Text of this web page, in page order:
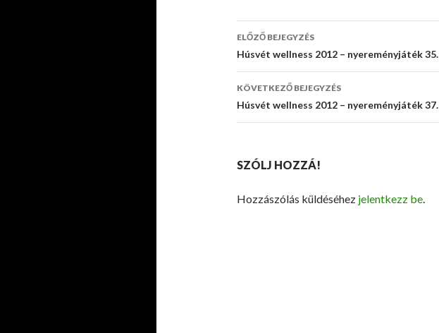
Bejegyzés
navigáció
ELŐZŐ BEJEGYZÉS
Húsvét wellness 2012 – nyereményjáték 35.
KÖVETKEZŐ BEJEGYZÉS
Húsvét wellness 2012 – nyereményjáték 37.
SZÓLJ HOZZÁ!
Hozzászólás küldéséhez jelentkezz be.